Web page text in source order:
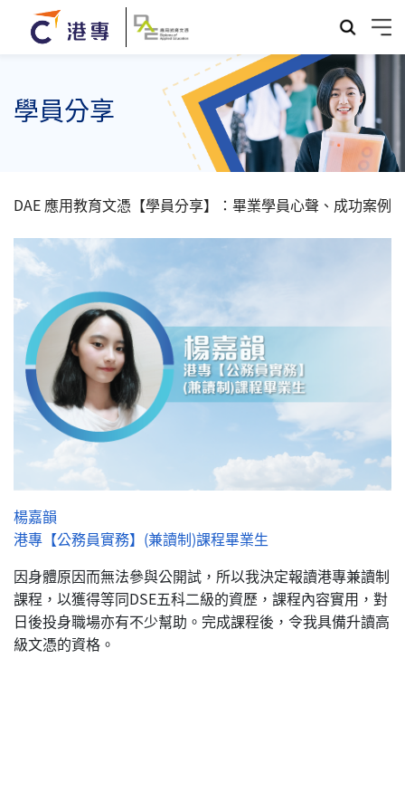
學員分享
DAE 應用教育文憑【學員分享】：畢業學員心聲、成功案例
楊嘉韻
港專【公務員實務】(兼讀制)課程畢業生
因身體原因而無法參與公開試，所以我決定報讀港專兼讀制
課程，以獲得等同DSE五科二級的資歷，課程內容實用，對
日後投身職場亦有不少幫助。完成課程後，令我具備升讀高
級文憑的資格。